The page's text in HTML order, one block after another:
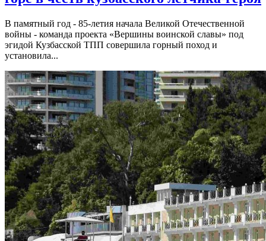
В памятный год - 85-летия начала Великой Отечественной
войны - команда проекта «Вершины воинской славы» под
эгидой Кузбасской ТПП совершила горный поход и
установила...